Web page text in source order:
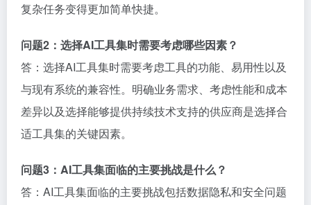
复杂任务变得更加简单快捷。
问题2：选择AI工具集时需要考虑哪些因素？
答：选择AI工具集时需要考虑工具的功能、易用性以及
与现有系统的兼容性。明确业务需求、考虑性能和成本
差异以及选择能够提供持续技术支持的供应商是选择合
适工具集的关键因素。
问题3：AI工具集面临的主要挑战是什么？
答：AI工具集面临的主要挑战包括数据隐私和安全问题